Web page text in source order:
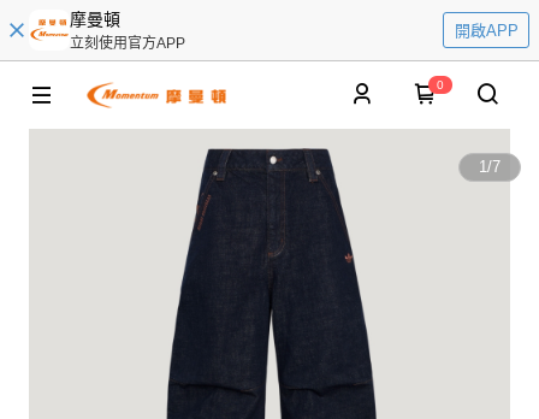
摩曼頓
立刻使用官方APP
開啟APP
0
1/7